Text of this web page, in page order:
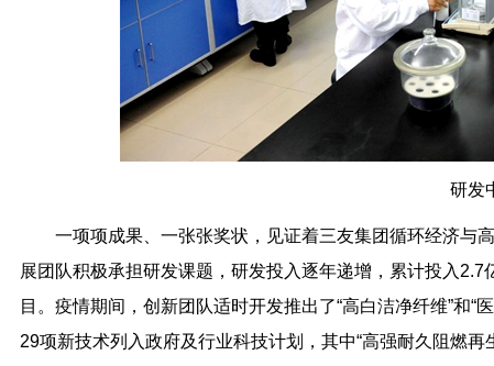
研发
一项项成果、一张张奖状，见证着三友集团循环经济与
展团队积极承担研发课题，研发投入逐年递增，累计投入
目。疫情期间，创新团队适时开发推出了“高白洁净纤维”和“
29项新技术列入政府及行业科技计划，其中“高强耐久阻燃